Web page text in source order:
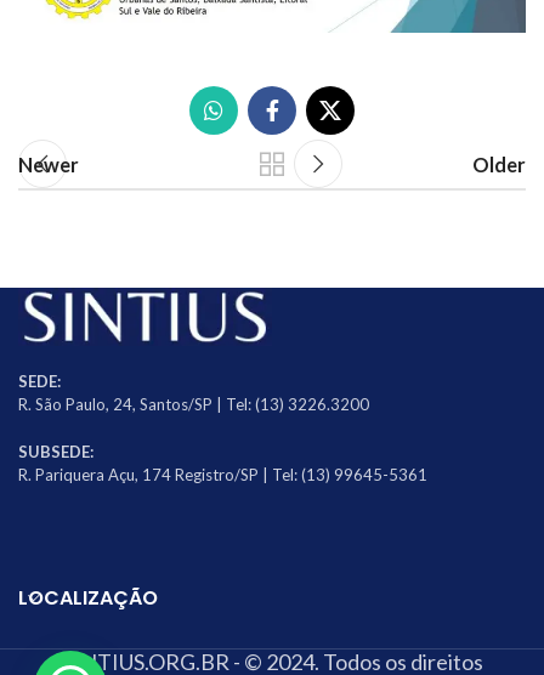
Newer Older
SEDE:
R. São Paulo, 24, Santos/SP | Tel: (13) 3226.3200
SUBSEDE:
R. Pariquera Açu, 174 Registro/SP | Tel: (13) 99645-5361
LOCALIZAÇÃO
SINTIUS.ORG.BR - © 2024. Todos os direitos